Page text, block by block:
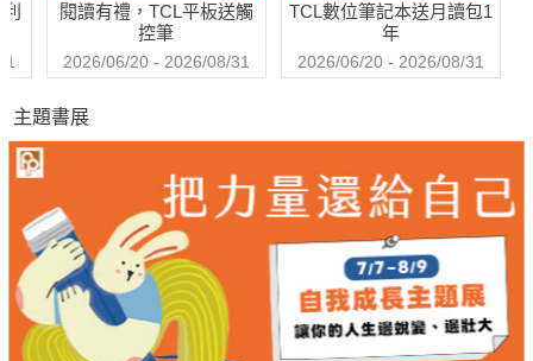
This is men’s uno
《話題全方位》
以時尚趨勢和角度來製作男人感興趣的熱門話題亞洲知名男、女
藝人現身說法並親自示範最新造型唯一連結台港中三地編輯部共
同製作特別企劃
《時尚全方位》
在地觀點解讀國際時尚潮流
每季帶隊親赴米蘭、巴黎、東京等國際時裝週第一現場採訪報導
親赴全球各地如巴黎紐約東京等地製作服裝單元
閱讀有禮，TCL平板送觸
控筆
2026/06/20 - 2026/08/31
TCL數位筆記本送月讀包1
年
2026/06/20 - 2026/08/31
主題書展